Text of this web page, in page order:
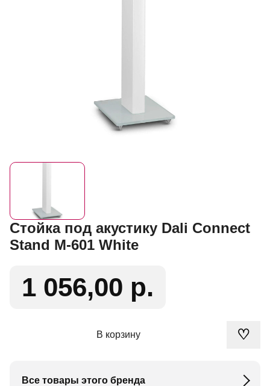
Стойка под акустику Dali Connect
Stand M-601 White
1 056,00 р.
В корзину ♡
Все товары этого бренда